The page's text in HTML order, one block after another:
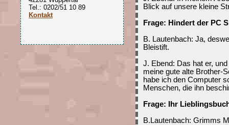
Blick auf unsere kleine
Frage: Hindert der PC
B. Lautenbach: Ja,
Bleistift.
J. Ebend: Das hat er,
meine gute alte Brother-
habe ich den Computer
Menschen, die ihn
Frage: Ihr
B.Lautenbach: Grimms
Tel.: 0202/51 10 89
Kontakt